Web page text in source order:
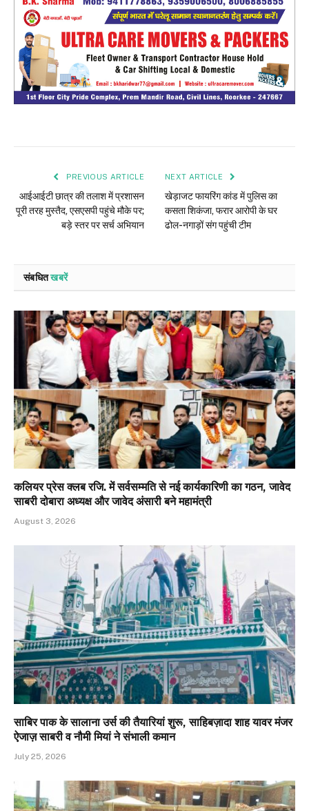
PREVIOUS ARTICLE
आईआईटी छात्र की तलाश में प्रशासन
पूरी तरह मुस्तैद, एसएसपी पहुंचे मौके पर;
बड़े स्तर पर सर्च अभियान
NEXT ARTICLE
खेड़ाजट फायरिंग कांड में पुलिस का
कसता शिकंजा, फरार आरोपी के घर
ढोल-नगाड़ों संग पहुंची टीम
संबधितखबरें
कलियर प्रेस क्लब रजि. में सर्वसम्मति से नई कार्यकारिणी का गठन, जावेद
साबरी दोबारा अध्यक्ष और जावेद अंसारी बने महामंत्री
August 3, 2026
साबिर पाक के सालाना उर्स की तैयारियां शुरू, साहिबज़ादा शाह यावर मंजर
ऐजाज़ साबरी व नौमी मियां ने संभाली कमान
July 25, 2026